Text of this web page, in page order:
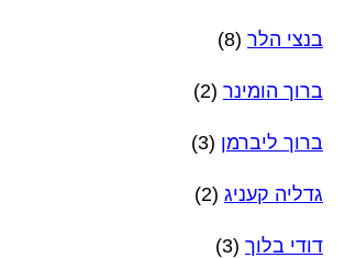
בנצי הלר (8)
ברוך הומינר (2)
ברוך ליברמן (3)
גדליה קעניג (2)
דודי בלוך (3)